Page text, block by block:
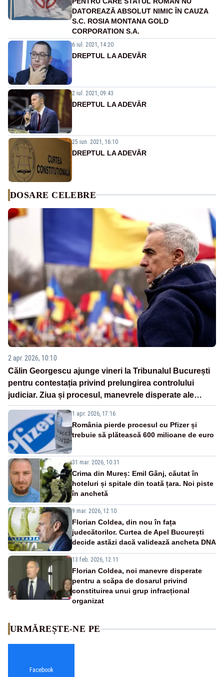
DATOREAZĂ ABSOLUT NIMIC ÎN CAUZA
S.C. ROSIA MONTANA GOLD
CORPORATION S.A.
6 iul. 2021, 14:20
DREPTUL LA ADEVĂR
2 iul. 2021, 09:43
DREPTUL LA ADEVĂR
25 iun. 2021, 16:10
DREPTUL LA ADEVĂR
DOSARE CELEBRE
2 apr. 2026, 10:10
Călin Georgescu ajunge vineri la Tribunalul București
pentru contestația privind prelungirea controlului
judiciar. Ziua și procesul, manevrele disperate ale
Sistemului
1 apr. 2026, 17:16
România pierde procesul cu Pfizer și
trebuie să plătească 600 milioane de euro
31 mar. 2026, 10:31
Crima din Mureș: Emil Gânj, căutat în
hoteluri și spitale din toată țara. Noi piste
în anchetă
9 mar. 2026, 12:10
Florian Coldea, din nou în fața
judecătorilor. Curtea de Apel București
decide astăzi dacă validează ancheta DNA
13 feb. 2026, 12:11
Florian Coldea, noi manevre disperate
pentru a scăpa de dosarul privind
constituirea unui grup infracțional
organizat
URMĂREȘTE-NE PE
Facebook